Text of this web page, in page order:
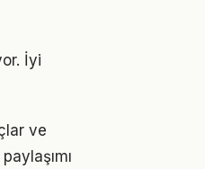
İyi
ve